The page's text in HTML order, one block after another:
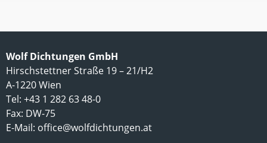
Wolf Dichtungen GmbH
Hirschstettner Straße 19 – 21/H2
A-1220 Wien
Tel: +43 1 282 63 48-0
Fax: DW-75
E-Mail: office@wolfdichtungen.at